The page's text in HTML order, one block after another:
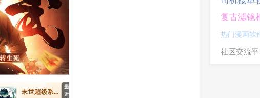
复古滤镜
热门漫画软
社区交流